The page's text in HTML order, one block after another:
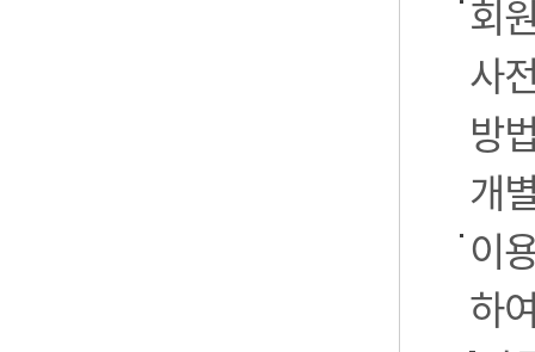
회
사
방
개
이
하